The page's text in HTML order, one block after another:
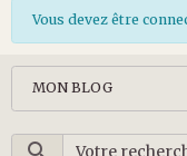
Vous devez être
MON BLOG